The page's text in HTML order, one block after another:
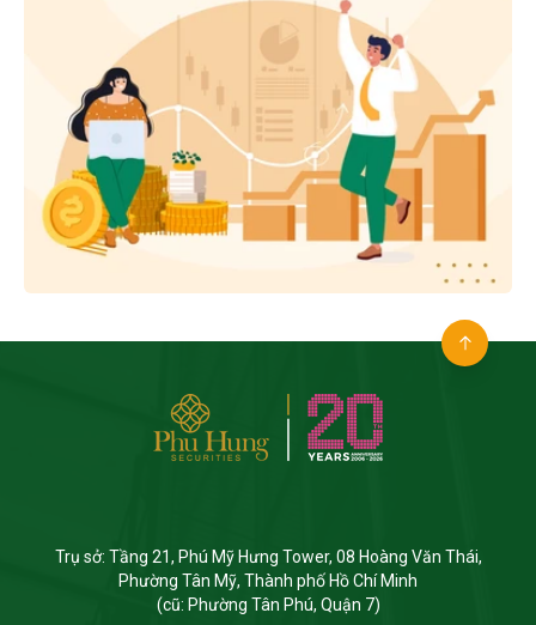
Trụ sở: Tầng 21, Phú Mỹ Hưng Tower, 08 Hoàng Văn Thái,
Phường Tân Mỹ, Thành phố Hồ Chí Minh
(cũ: Phường Tân Phú, Quận 7)